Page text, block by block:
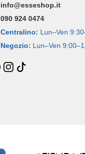
info@esseshop.it
090 924 0474
Centralino: Lun–Ven
Negozio: Lun–Ven